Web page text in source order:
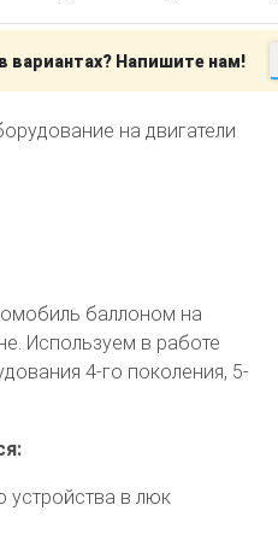
вариантах? Напишите нам!
на двигатели
баллоном на
Используем в работе
4-го поколения, 5-
устройства в люк